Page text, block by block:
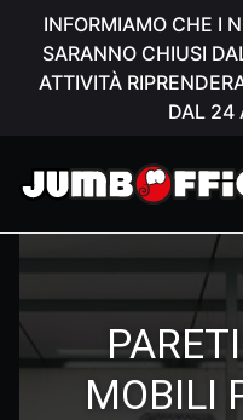
INFORMIAMO CHE I
SARANNO CHIUSI
ATTIVITÀ
DAL 24
MOBILI